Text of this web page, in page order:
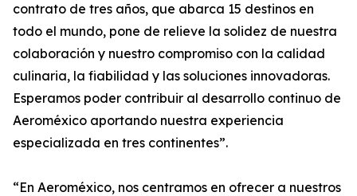
contrato de tres años, que abarca 15 destinos en
todo el mundo, pone de relieve la solidez de nuestra
colaboración y nuestro compromiso con la calidad
culinaria, la fiabilidad y las soluciones innovadoras.
Esperamos poder contribuir al desarrollo continuo de
Aeroméxico aportando nuestra experiencia
especializada en tres continentes”.
“En Aeroméxico, nos centramos en ofrecer a nuestros